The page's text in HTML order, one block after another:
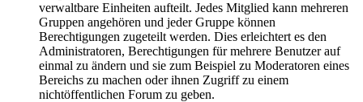
verwaltbare Einheiten aufteilt. Jedes Mitglied kann mehreren
Gruppen angehören und jeder Gruppe können
Berechtigungen zugeteilt werden. Dies erleichtert es den
Administratoren, Berechtigungen für mehrere Benutzer auf
einmal zu ändern und sie zum Beispiel zu Moderatoren eines
Bereichs zu machen oder ihnen Zugriff zu einem
nichtöffentlichen Forum zu geben.